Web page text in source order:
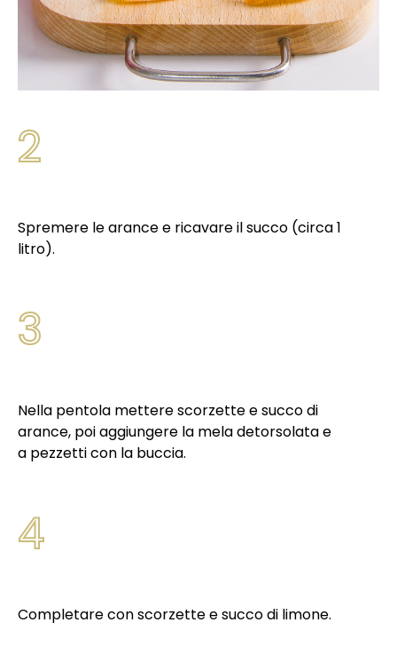
2
Spremere le arance e ricavare il succo (circa 1
litro).
3
Nella pentola mettere scorzette e succo di
arance, poi aggiungere la mela detorsolata e
a pezzetti con la buccia.
4
Completare con scorzette e succo di limone.